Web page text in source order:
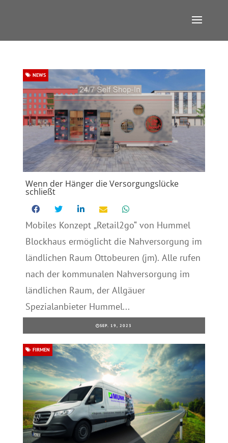
Wenn der Hänger die Versorgungslücke
schließt
NEWS
Mobiles Konzept „Retail2go“ von Hummel
Blockhaus ermöglicht die Nahversorgung im
ländlichen Raum Ottobeuren (jm). Alle rufen
nach der kommunalen Nahversorgung im
ländlichen Raum, der Allgäuer
Spezialanbieter Hummel...
SEP. 19, 2023
FIRMEN